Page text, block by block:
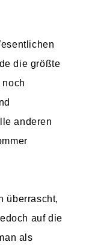
die größte
anderen
überrascht,
auf die
als